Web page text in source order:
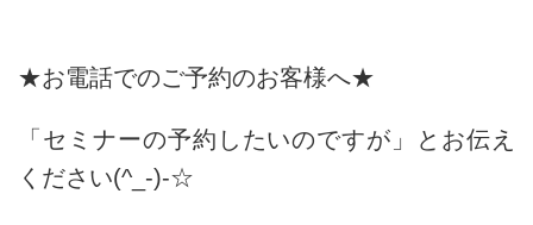
★お電話でのご予約のお客様へ★
「セミナーの予約したいのですが」とお伝え
ください(^_-)-☆